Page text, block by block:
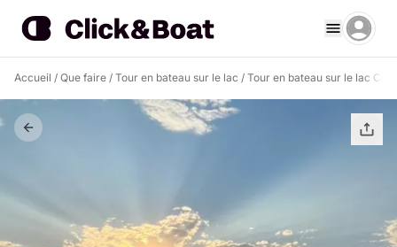
Accueil / Que faire / Tour en bateau sur le lac / Tour en bateau sur le lac